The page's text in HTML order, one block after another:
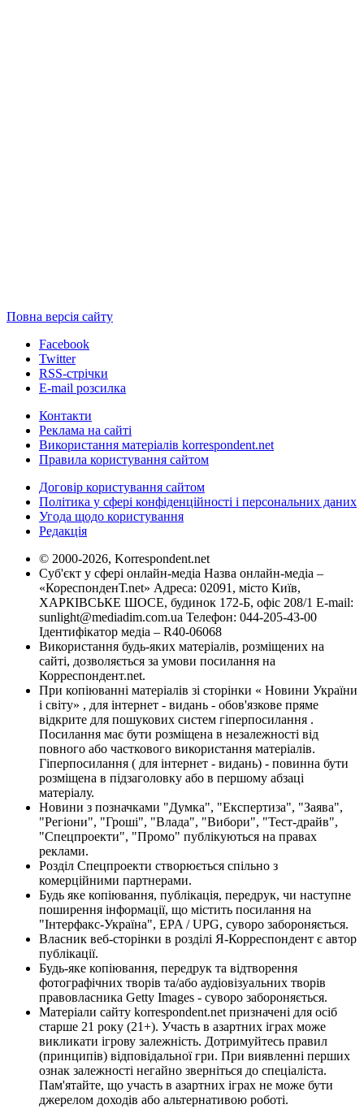
Повна версія сайту
Facebook
Twitter
RSS-стрічки
E-mail розсилка
Контакти
Реклама на сайті
Використання матеріалів korrespondent.net
Правила користування сайтом
Договір користування сайтом
Політика у сфері конфіденційності і персональних даних
Угода щодо користування
Редакція
© 2000-2026, Korrespondent.net
Суб'єкт у сфері онлайн-медіа Назва онлайн-медіа –
«КореспонденТ.net» Адреса: 02091, місто Київ,
ХАРКІВСЬКЕ ШОСЕ, будинок 172-Б, офіс 208/1 E-mail:
sunlight@mediadim.com.ua Телефон: 044-205-43-00
Ідентифікатор медіа – R40-06068
Використання будь-яких матеріалів, розміщених на
сайті, дозволяється за умови посилання на
Корреспондент.net.
При копіюванні матеріалів зі сторінки « Новини України
і світу» , для інтернет - видань - обов'язкове пряме
відкрите для пошукових систем гіперпосилання .
Посилання має бути розміщена в незалежності від
повного або часткового використання матеріалів.
Гіперпосилання ( для інтернет - видань) - повинна бути
розміщена в підзаголовку або в першому абзаці
матеріалу.
Новини з позначками "Думка", "Експертиза", "Заява",
"Регіони", "Гроші", "Влада", "Вибори", "Тест-драйв",
"Спецпроекти", "Промо" публікуються на правах
реклами.
Розділ Спецпроекти створюється спільно з
комерційними партнерами.
Будь яке копіювання, публікація, передрук, чи наступне
поширення інформації, що містить посилання на
"Інтерфакс-Україна", EPA / UPG, суворо забороняється.
Власник веб-сторінки в розділі Я-Корреспондент є автор
публікації.
Будь-яке копіювання, передрук та відтворення
фотографічних творів та/або аудіовізуальних творів
правовласника Getty Images - суворо забороняється.
Матеріали сайту korrespondent.net призначені для осіб
старше 21 року (21+). Участь в азартних іграх може
викликати ігрову залежність. Дотримуйтесь правил
(принципів) відповідальної гри. При виявленні перших
ознак залежності негайно зверніться до спеціаліста.
Пам'ятайте, що участь в азартних іграх не може бути
джерелом доходів або альтернативою роботі.